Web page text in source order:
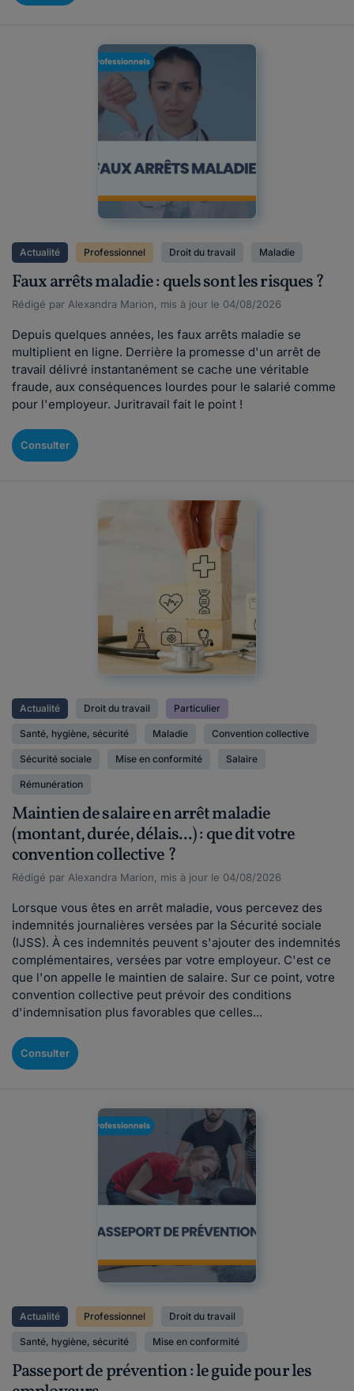
Actualité Professionnel Droit du travail Maladie
Faux arrêts maladie : quels sont les risques ?
Rédigé par Alexandra Marion, mis à jour le 04/08/2026
Depuis quelques années, les faux arrêts maladie se
multiplient en ligne. Derrière la promesse d'un arrêt de
travail délivré instantanément se cache une véritable
fraude, aux conséquences lourdes pour le salarié comme
pour l'employeur. Juritravail fait le point !
Consulter
Actualité Droit du travail Particulier
Santé, hygiène, sécurité Maladie Convention collective
Sécurité sociale Mise en conformité Salaire
Rémunération
Maintien de salaire en arrêt maladie
(montant, durée, délais...) : que dit votre
convention collective ?
Rédigé par Alexandra Marion, mis à jour le 04/08/2026
Lorsque vous êtes en arrêt maladie, vous percevez des
indemnités journalières versées par la Sécurité sociale
(IJSS). À ces indemnités peuvent s'ajouter des indemnités
complémentaires, versées par votre employeur. C'est ce
que l'on appelle le maintien de salaire. Sur ce point, votre
convention collective peut prévoir des conditions
d'indemnisation plus favorables que celles...
Consulter
Actualité Professionnel Droit du travail
Santé, hygiène, sécurité Mise en conformité
Passeport de prévention : le guide pour les